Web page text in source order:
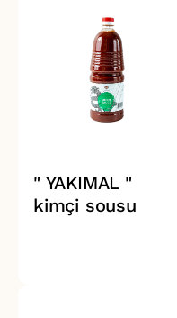
" YAKIMAL "
kimçi sousu